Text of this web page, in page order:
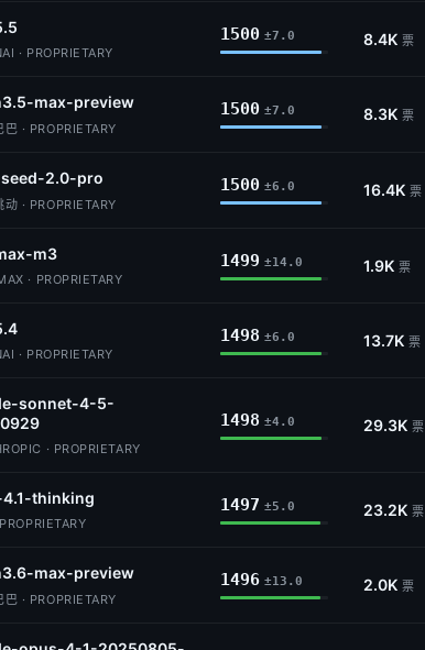
· PROPRIETARY
1500 ±7.0 8.4K 票
max-preview
巴 · PROPRIETARY
1500 ±7.0 8.3K 票
2.0-pro
动 · PROPRIETARY
1500 ±6.0 16.4K 票
m3
· PROPRIETARY
1499 ±14.0 1.9K 票
· PROPRIETARY
1498 ±6.0 13.7K 票
sonnet-4-5-
· PROPRIETARY
1498 ±4.0 29.3K 票
thinking 1497 ±5.0 23.2K 票
max-preview
巴 · PROPRIETARY
1496 ±13.0 2.0K 票